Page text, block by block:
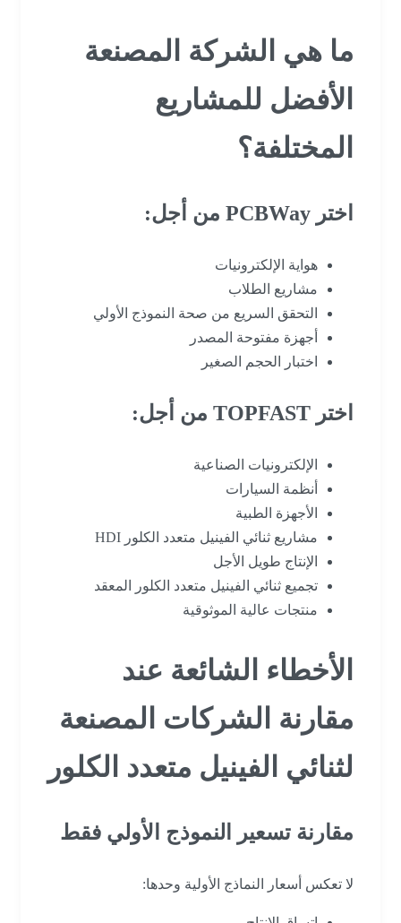
ما هي الشركة المصنعة
الأفضل للمشاريع
المختلفة؟
اختر PCBWay من أجل:
هواية الإلكترونيات
مشاريع الطلاب
التحقق السريع من صحة النموذج الأولي
أجهزة مفتوحة المصدر
اختبار الحجم الصغير
اختر TOPFAST من أجل:
الإلكترونيات الصناعية
أنظمة السيارات
الأجهزة الطبية
مشاريع ثنائي الفينيل متعدد الكلور HDI
الإنتاج طويل الأجل
تجميع ثنائي الفينيل متعدد الكلور المعقد
منتجات عالية الموثوقية
الأخطاء الشائعة عند
مقارنة الشركات المصنعة
لثنائي الفينيل متعدد الكلور
مقارنة تسعير النموذج الأولي فقط
لا تعكس أسعار النماذج الأولية وحدها: